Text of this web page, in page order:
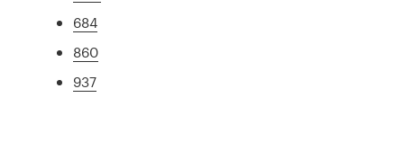
684
860
937